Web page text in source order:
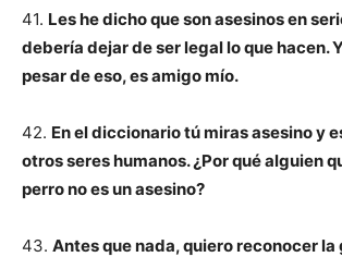
41. Les he dicho que son asesinos en
debería dejar de ser legal lo que hacen.
pesar de eso, es amigo mío.
42. En el diccionario tú miras asesino y
otros seres humanos. ¿Por qué alguien
perro no es un asesino?
43. Antes que nada, quiero reconocer la